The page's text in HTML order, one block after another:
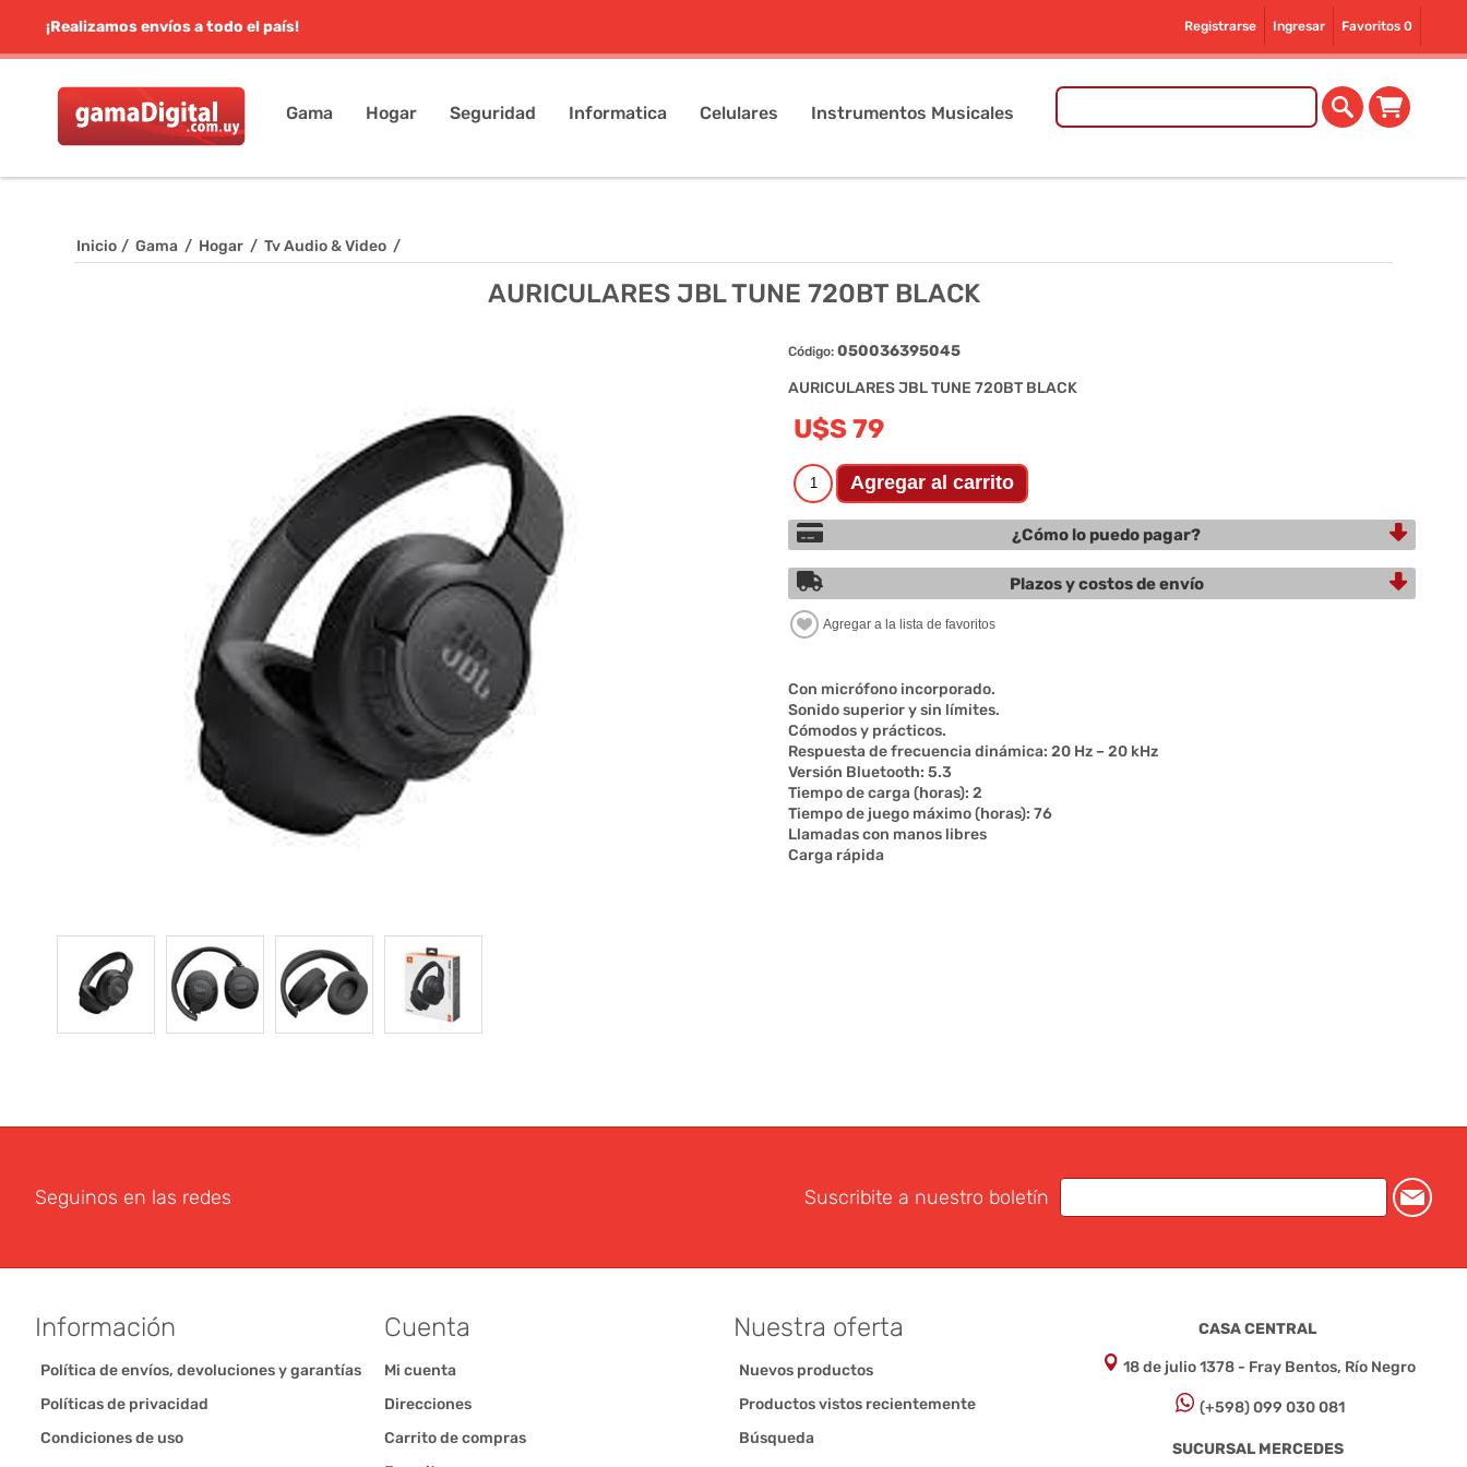
Registrarse Ingresar Favoritos 0
¡Realizamos envíos a todo el país!
Gama Hogar Seguridad Informatica Celulares Instrumentos Musicales
Inicio / Gama / Hogar / Tv Audio & Video /
AURICULARES JBL TUNE 720BT BLACK
Código: 050036395045
AURICULARES JBL TUNE 720BT BLACK
U$S 79
¿Cómo lo puedo pagar?
Plazos y costos de envío
Con micrófono incorporado.
Sonido superior y sin límites.
Cómodos y prácticos.
Respuesta de frecuencia dinámica: 20 Hz – 20 kHz
Versión Bluetooth: 5.3
Tiempo de carga (horas): 2
Tiempo de juego máximo (horas): 76
Llamadas con manos libres
Carga rápida
Seguinos en las redes Suscribite a nuestro boletín
Información
Política de envíos, devoluciones y garantías
Políticas de privacidad
Condiciones de uso
Cuenta
Mi cuenta
Direcciones
Carrito de compras
Nuestra oferta
Nuevos productos
Productos vistos recientemente
Búsqueda
CASA CENTRAL
18 de julio 1378 - Fray Bentos, Río Negro
(+598) 099 030 081
SUCURSAL MERCEDES